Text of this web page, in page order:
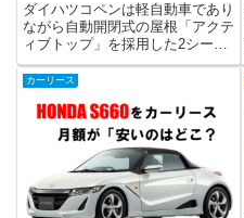
ダイハツコペンは軽自動車であり
ながら自動開閉式の屋根「アクテ
ィブトップ」を採用した2シータ
ーオープンスポーツカーで現在販
売されているのは2014年に発売
のコペンは初代コペンからの1番
の特徴である「アクティブトッ...
カーリース